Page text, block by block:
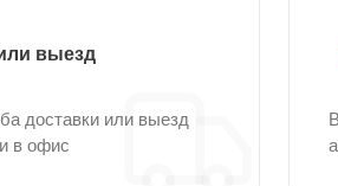
выезд
доставки или выезд
в офис